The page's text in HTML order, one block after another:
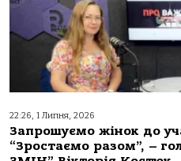
22:26, 1 Липня, 2026
Запрошуємо жінок до
“Зростаємо разом”, –